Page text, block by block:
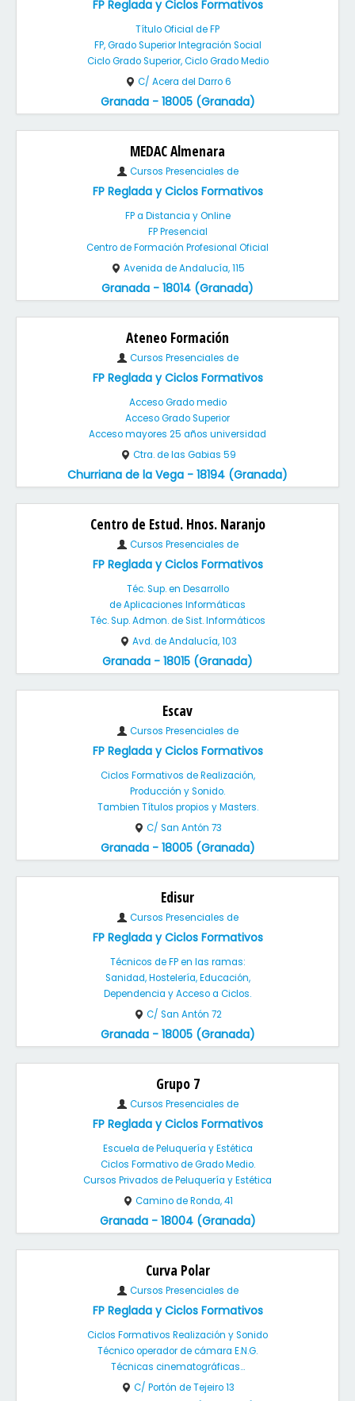
FP Reglada y Ciclos Formativos
Título Oficial de FP
FP, Grado Superior Integración Social
Ciclo Grado Superior, Ciclo Grado Medio
C/ Acera del Darro 6
Granada - 18005 (Granada)
MEDAC Almenara
Cursos Presenciales de
FP Reglada y Ciclos Formativos
FP a Distancia y Online
FP Presencial
Centro de Formación Profesional Oficial
Avenida de Andalucía, 115
Granada - 18014 (Granada)
Ateneo Formación
Cursos Presenciales de
FP Reglada y Ciclos Formativos
Acceso Grado medio
Acceso Grado Superior
Acceso mayores 25 años universidad
Ctra. de las Gabias 59
Churriana de la Vega - 18194 (Granada)
Centro de Estud. Hnos. Naranjo
Cursos Presenciales de
FP Reglada y Ciclos Formativos
Téc. Sup. en Desarrollo
de Aplicaciones Informáticas
Téc. Sup. Admon. de Sist. Informáticos
Avd. de Andalucía, 103
Granada - 18015 (Granada)
Escav
Cursos Presenciales de
FP Reglada y Ciclos Formativos
Ciclos Formativos de Realización,
Producción y Sonido.
Tambien Títulos propios y Masters.
C/ San Antón 73
Granada - 18005 (Granada)
Edisur
Cursos Presenciales de
FP Reglada y Ciclos Formativos
Técnicos de FP en las ramas:
Sanidad, Hostelería, Educación,
Dependencia y Acceso a Ciclos.
C/ San Antón 72
Granada - 18005 (Granada)
Grupo 7
Cursos Presenciales de
FP Reglada y Ciclos Formativos
Escuela de Peluquería y Estética
Ciclos Formativo de Grado Medio.
Cursos Privados de Peluquería y Estética
Camino de Ronda, 41
Granada - 18004 (Granada)
Curva Polar
Cursos Presenciales de
FP Reglada y Ciclos Formativos
Ciclos Formativos Realización y Sonido
Técnico operador de cámara E.N.G.
Técnicas cinematográficas...
C/ Portón de Tejeiro 13